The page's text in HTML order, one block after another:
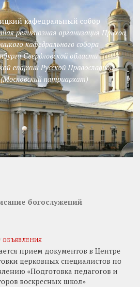
кафедральный собор
религиозная организация Приход
кафедрального собора
Свердловской области
епархии Русской Православной
патриархат)
богослужений
/ ОБЪЯВЛЕНИЯ
прием документов в Центре
церковных специалистов по
«Подготовка педагогов и
воскресных школ»